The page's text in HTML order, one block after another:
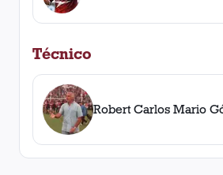
Técnico
Robert Carlos Mario